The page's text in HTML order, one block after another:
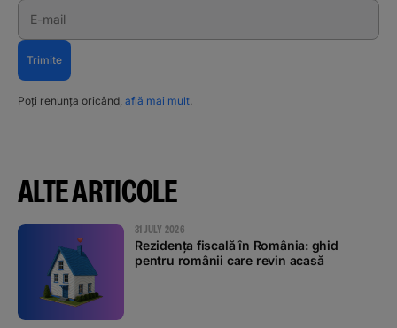
E-mail
Trimite
Poți renunța oricând, află mai mult.
ALTE ARTICOLE
31 JULY 2026
Rezidența fiscală în România: ghid
pentru românii care revin acasă